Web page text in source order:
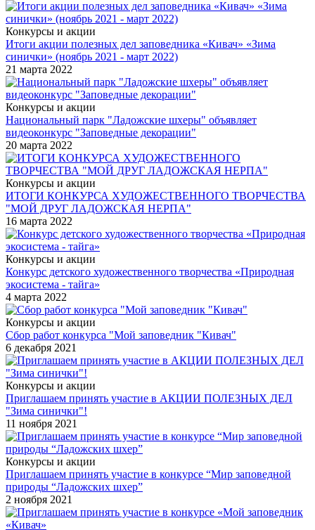
Конкурсы и акции
Итоги акции полезных дел заповедника «Кивач» «Зима
синички» (ноябрь 2021 - март 2022)
21 марта 2022
Конкурсы и акции
Национальный парк "Ладожские шхеры" объявляет
видеоконкурс "Заповедные декорации"
20 марта 2022
Конкурсы и акции
ИТОГИ КОНКУРСА ХУДОЖЕСТВЕННОГО ТВОРЧЕСТВА
"МОЙ ДРУГ ЛАДОЖСКАЯ НЕРПА"
16 марта 2022
Конкурсы и акции
Конкурс детского художественного творчества «Природная
экосистема - тайга»
4 марта 2022
Конкурсы и акции
Сбор работ конкурса "Мой заповедник "Кивач"
6 декабря 2021
Конкурсы и акции
Приглашаем принять участие в АКЦИИ ПОЛЕЗНЫХ ДЕЛ
"Зима синички"!
11 ноября 2021
Конкурсы и акции
Приглашаем принять участие в конкурсе “Мир заповедной
природы “Ладожских шхер”
2 ноября 2021